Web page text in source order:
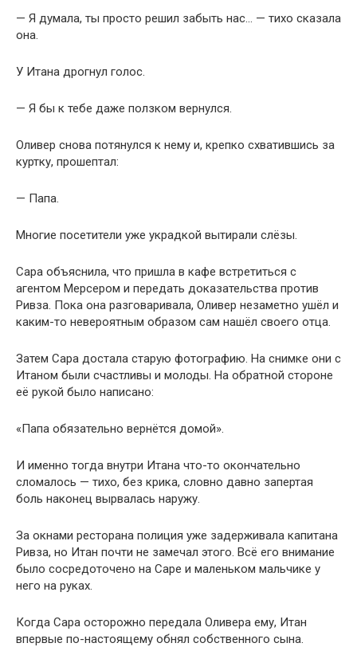
— Я думала, ты просто решил забыть нас… — тихо сказала
она.
У Итана дрогнул голос.
— Я бы к тебе даже ползком вернулся.
Оливер снова потянулся к нему и, крепко схватившись за
куртку, прошептал:
— Папа.
Многие посетители уже украдкой вытирали слёзы.
Сара объяснила, что пришла в кафе встретиться с
агентом Мерсером и передать доказательства против
Ривза. Пока она разговаривала, Оливер незаметно ушёл и
каким-то невероятным образом сам нашёл своего отца.
Затем Сара достала старую фотографию. На снимке они с
Итаном были счастливы и молоды. На обратной стороне
её рукой было написано:
«Папа обязательно вернётся домой».
И именно тогда внутри Итана что-то окончательно
сломалось — тихо, без крика, словно давно запертая
боль наконец вырвалась наружу.
За окнами ресторана полиция уже задерживала капитана
Ривза, но Итан почти не замечал этого. Всё его внимание
было сосредоточено на Саре и маленьком мальчике у
него на руках.
Когда Сара осторожно передала Оливера ему, Итан
впервые по-настоящему обнял собственного сына.